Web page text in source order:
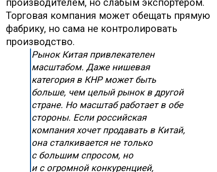
и привлекательные цены. Если
государство ограничивает отрасль, вводит
контроль экспорта или ужесточает
правила безопасности, сделка может стать
сложнее. Российским компаниям полезно
следить за отраслевыми новостями,
а не только за курсом юаня.
Покупать в Китае выгодно, когда есть
техническое задание и контроль
качества.
Продавать в Китай реально, когда есть
локальная проверка спроса и понятный
канал продаж.
Работать через посредника безопаснее
только тогда, когда его роль
и ответственность прописаны